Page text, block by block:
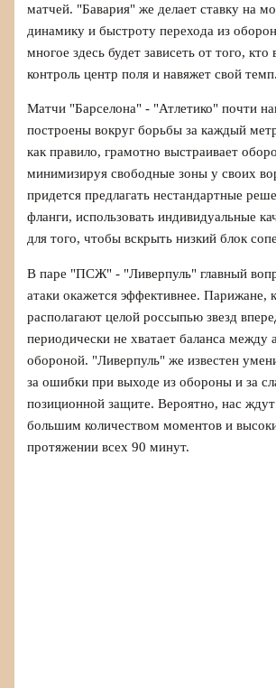
матчей. "Бавария" же делает ставку на
динамику и быстроту перехода из
многое здесь будет зависеть от того, кто
контроль центр поля и навяжет свой темп.
Матчи "Барселона" - "Атлетико" почти
построены вокруг борьбы за каждый
как правило, грамотно выстраивает
минимизируя свободные зоны у своих
придется предлагать нестандартные
фланги, использовать индивидуальные
для того, чтобы вскрыть низкий блок
В паре "ПСЖ" - "Ливерпуль" главный
атаки окажется эффективнее. Парижане,
располагают целой россыпью звезд
периодически не хватает баланса между
обороной. "Ливерпуль" же известен
за ошибки при выходе из обороны и за
позиционной защите. Вероятно, нас
большим количеством моментов и
протяжении всех 90 минут.